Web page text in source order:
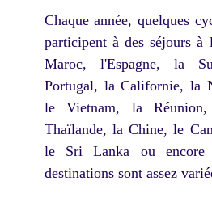
Chaque année, quelques
participent à des séjours à
Maroc, l'Espagne, la
Portugal, la Californie, la
le Vietnam, la
Thaïlande, la Chine, le
le Sri Lanka ou encore
destinations sont assez